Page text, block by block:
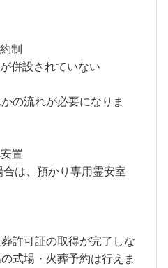
制
併設されていない
の流れが必要になりま
置
は、預かり専用霊安室
許可証の取得が完了しな
式場・火葬予約は行えま